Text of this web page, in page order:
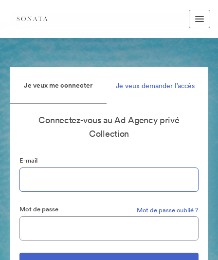
Je veux me connecter Je veux demander l’accès
Connectez-vous au Ad Agency privé
Collection
E-mail
Mot de passe Mot de passe oublié ?